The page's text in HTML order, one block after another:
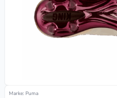
Marke: Puma